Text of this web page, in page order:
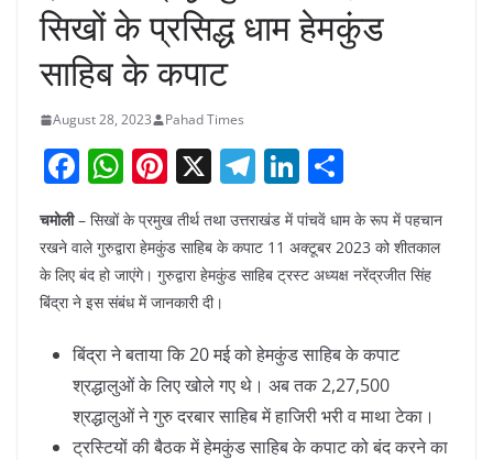
सिखों के प्रसिद्ध धाम हेमकुंड
साहिब के कपाट
August 28, 2023 Pahad Times
F
a
c
e
b
o
o
k
W
h
at
s
A
p
p
Pi
nt
er
e
st
X T
el
e
gr
m
Li
n
k
e
n
h
ar
e
चमोली– सिखों के प्रमुख तीर्थ तथा उत्तराखंड में पांचवें धाम के रूप में पहचान
रखने वाले गुरुद्वारा हेमकुंड साहिब के कपाट 11 अक्टूबर 2023 को शीतकाल
के लिए बंद हो जाएंगे। गुरुद्वारा हेमकुंड साहिब ट्रस्ट अध्यक्ष नरेंद्रजीत सिंह
बिंद्रा ने इस संबंध में जानकारी दी।
बिंद्रा ने बताया कि 20 मई को हेमकुंड साहिब के कपाट
श्रद्धालुओं के लिए खोले गए थे। अब तक 2,27,500
श्रद्धालुओं ने गुरु दरबार साहिब में हाजिरी भरी व माथा टेका।
ट्रस्टियों की बैठक में हेमकुंड साहिब के कपाट को बंद करने का